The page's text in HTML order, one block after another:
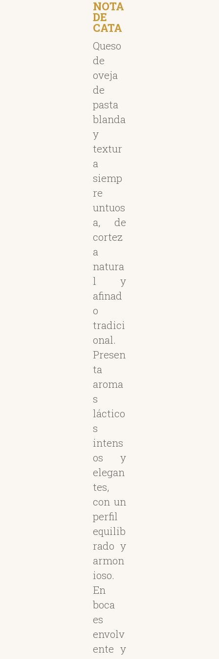
NOTA
DE
CATA
Queso
de
oveja
de
pasta
blanda
y
textur
a
siemp
re
untuos
a, de
cortez
a
natura
l y
afinad
o
tradici
onal.
Presen
ta
aroma
s
láctico
s
intens
os y
elegan
tes,
con un
perfil
equilib
rado y
armon
ioso.
En
boca
es
envolv
ente y